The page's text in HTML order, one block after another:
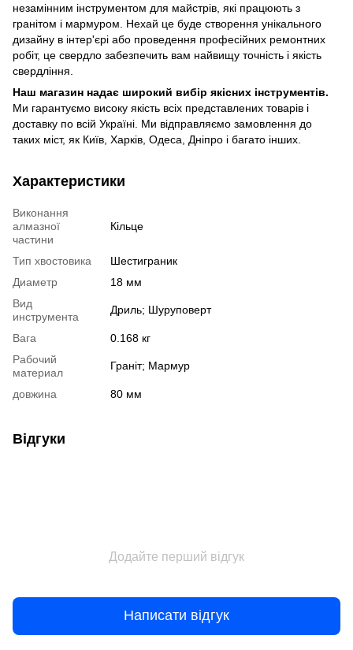
незамінним інструментом для майстрів, які працюють з
гранітом і мармуром. Нехай це буде створення унікального
дизайну в інтер'єрі або проведення професійних ремонтних
робіт, це свердло забезпечить вам найвищу точність і якість
свердління.
Наш магазин надає широкий вибір якісних інструментів.
Ми гарантуємо високу якість всіх представлених товарів і
доставку по всій Україні. Ми відправляємо замовлення до
таких міст, як Київ, Харків, Одеса, Дніпро і багато інших.
Характеристики
Виконання
алмазної
частини
Кільце
Тип хвостовика
Шестиграник
Диаметр
18 мм
Вид
инструмента
Дриль; Шуруповерт
Вага
0.168 кг
Рабочий
материал
Граніт; Мармур
довжина 80 мм
Відгуки
Додайте перший відгук
Написати відгук